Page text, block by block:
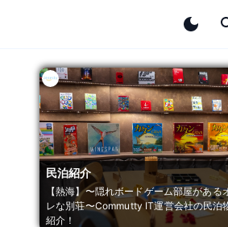
民泊紹介
【熱海】〜隠れボードゲーム部屋がある
レな別荘〜Commutty IT運営会社の民泊
紹介！